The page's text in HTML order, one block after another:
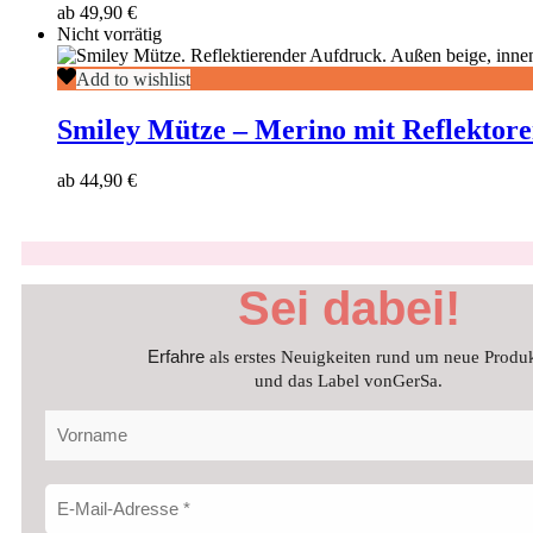
–
mit
Reflektoren
ab 49,90 €
Nicht vorrätig
Smiley
Mütze
–
Merino
Reflektoren
Add to wishlist
Smiley Mütze – Merino mit
ab 44,90 €
Sei dabei!
Erfahre als erstes Neuigkeiten rund um neue
und das Label vonGerSa.